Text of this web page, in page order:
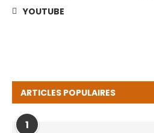
YOUTUBE
ARTICLES POPULAIRES
1